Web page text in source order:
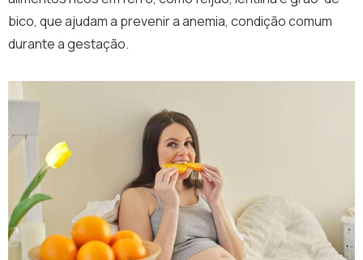
bico, que ajudam a prevenir a anemia, condição comum
durante a gestação.